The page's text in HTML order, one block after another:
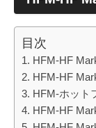
目次
HFM-HF
HFM-HF
HFM-ホット
HFM-HF